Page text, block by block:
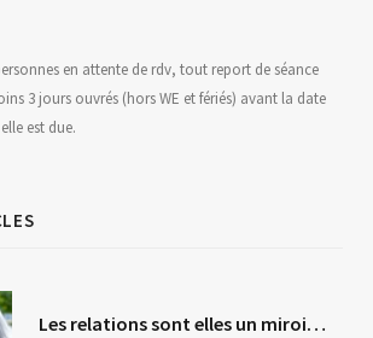
en attente de rdv, tout report de séance
3 jours ouvrés (hors WE et fériés) avant la date
est due.
Les relations sont elles un miroir de soi ? L’autre – révélateur malgré lui ?